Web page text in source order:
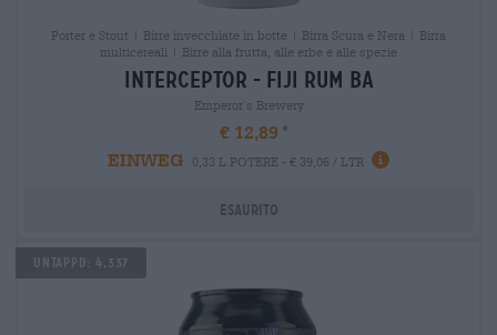
Porter e Stout | Birre invecchiate in botte | Birra Scura e Nera | Birra
multicereali | Birre alla frutta, alle erbe e alle spezie
interceptor - fiji rum ba
Emperor´s Brewery
€ 12,89
EINWEG
0,33 L POTERE - € 39,06 / LTR
Esaurito
Untappd: 4,337